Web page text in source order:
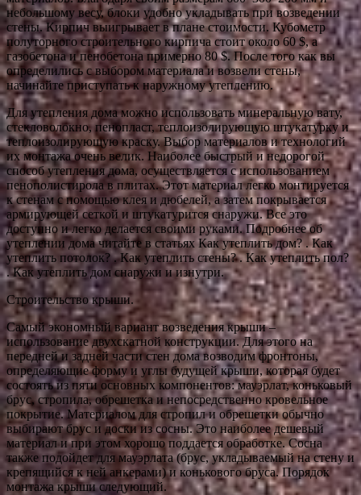
небольшому весу, блоки удобно укладывать при возведении
стены. Кирпич выигрывает в плане стоимости. Кубометр
полуторного строительного кирпича стоит около 60 $, а
газобетона и пенобетона примерно 80 $. После того как вы
определились с выбором материала и возвели стены,
начинайте приступать к наружному утеплению.
Для утепления дома можно использовать минеральную вату,
стекловолокно, пенопласт, теплоизолирующую штукатурку и
теплоизолирующую краску. Выбор материалов и технологий
их монтажа очень велик. Наиболее быстрый и недорогой
способ утепления дома, осуществляется с использованием
пенополистирола в плитах. Этот материал легко монтируется
к стенам с помощью клея и дюбелей, а затем покрывается
армирующей сеткой и штукатурится снаружи. Все это
доступно и легко делается своими руками. Подробнее об
утеплении дома читайте в статьях Как утеплить дом? . Как
утеплить потолок? . Как утеплить стены? . Как утеплить пол?
. Как утеплить дом снаружи и изнутри.
Строительство крыши.
Самый экономный вариант возведения крыши –
использование двухскатной конструкции. Для этого на
передней и задней части стен дома возводим фронтоны,
определяющие форму и углы будущей крыши, которая будет
состоять из пяти основных компонентов: мауэрлат, коньковый
брус, стропила, обрешетка и непосредственно кровельное
покрытие. Материалом для стропил и обрешетки обычно
выбирают брус и доски из сосны. Это наиболее дешевый
материал и при этом хорошо поддается обработке. Сосна
также подойдет для мауэрлата (брус, укладываемый на стену и
крепящийся к ней анкерами) и конькового бруса. Порядок
монтажа крыши следующий.